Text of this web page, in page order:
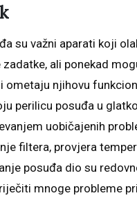
su važni aparati koji
zadatke, ali ponekad
ometaju njihovu
perilicu posuđa u
uobičajenih
filtera, provjera
posuđa dio su
mnoge probleme